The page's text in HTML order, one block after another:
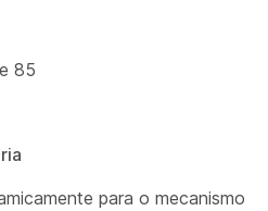
85
para o mecanismo